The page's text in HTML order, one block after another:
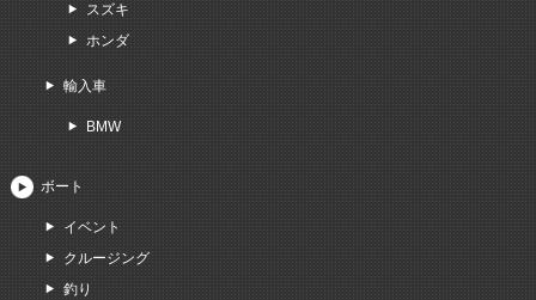
スズキ
ホンダ
輸入車
BMW
ボート
イベント
クルージング
釣り